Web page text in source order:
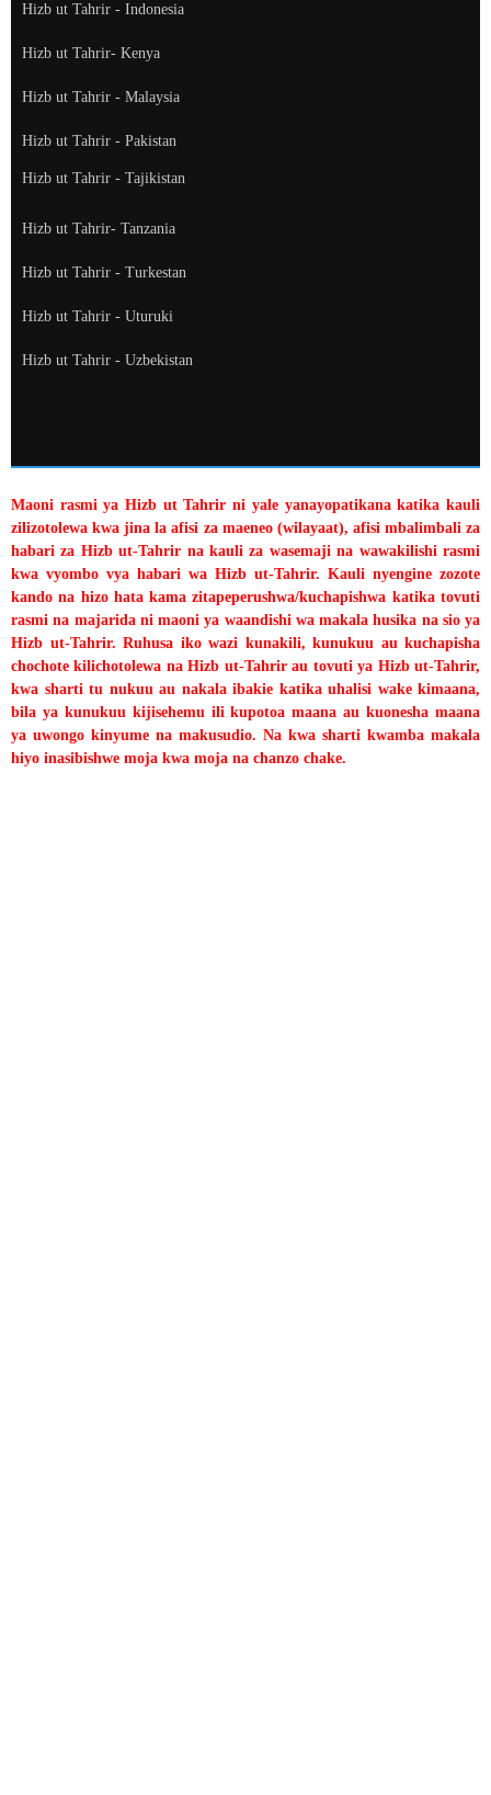
Hizb ut Tahrir - Indonesia
Hizb ut Tahrir- Kenya
Hizb ut Tahrir - Malaysia
Hizb ut Tahrir - Pakistan
Hizb ut Tahrir - Tajikistan
Hizb ut Tahrir- Tanzania
Hizb ut Tahrir - Turkestan
Hizb ut Tahrir - Uturuki
Hizb ut Tahrir - Uzbekistan
Maoni rasmi ya Hizb ut Tahrir ni yale yanayopatikana katika kauli
zilizotolewa kwa jina la afisi za maeneo (wilayaat), afisi mbalimbali za
habari za Hizb ut-Tahrir na kauli za wasemaji na wawakilishi rasmi
kwa vyombo vya habari wa Hizb ut-Tahrir. Kauli nyengine zozote
kando na hizo hata kama zitapeperushwa/kuchapishwa katika tovuti
rasmi na majarida ni maoni ya waandishi wa makala husika na sio ya
Hizb ut-Tahrir. Ruhusa iko wazi kunakili, kunukuu au kuchapisha
chochote kilichotolewa na Hizb ut-Tahrir au tovuti ya Hizb ut-Tahrir,
kwa sharti tu nukuu au nakala ibakie katika uhalisi wake kimaana,
bila ya kunukuu kijisehemu ili kupotoa maana au kuonesha maana
ya uwongo kinyume na makusudio. Na kwa sharti kwamba makala
hiyo inasibishwe moja kwa moja na chanzo chake.